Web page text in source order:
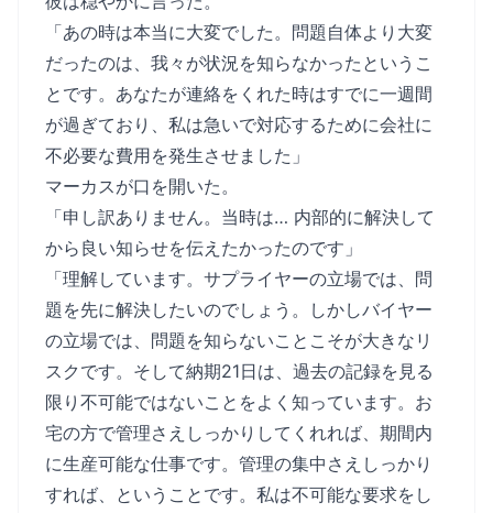
「あの時は本当に大変でした。問題自体より大変
だったのは、我々が状況を知らなかったというこ
とです。あなたが連絡をくれた時はすでに一週間
が過ぎており、私は急いで対応するために会社に
不必要な費用を発生させました」
マーカスが口を開いた。
「申し訳ありません。当時は… 内部的に解決して
から良い知らせを伝えたかったのです」
「理解しています。サプライヤーの立場では、問
題を先に解決したいのでしょう。しかしバイヤー
の立場では、問題を知らないことこそが大きなリ
スクです。そして納期21日は、過去の記録を見る
限り不可能ではないことをよく知っています。お
宅の方で管理さえしっかりしてくれれば、期間内
に生産可能な仕事です。管理の集中さえしっかり
すれば、ということです。私は不可能な要求をし